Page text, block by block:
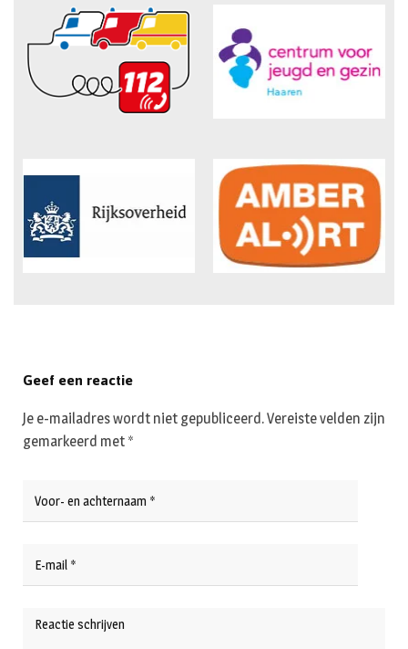
Geef een reactie
Je e-mailadres wordt niet gepubliceerd.Vereiste velden zijn
gemarkeerd met *